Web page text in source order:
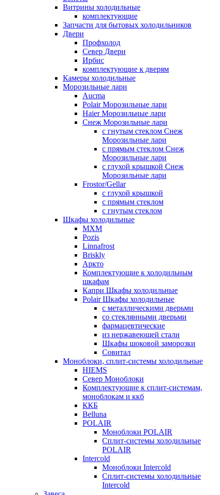
Витрины холодильные
комплектующие
Запчасти для бытовых холодильников
Двери
Профхолод
Север Двери
Ирбис
комплектующие к дверям
Камеры холодильные
Морозильные лари
Aucma
Polair Морозильные лари
Haier Морозильные лари
Снеж Морозильные лари
с гнутым стеклом Снеж
Морозильные лари
с прямым стеклом Снеж
Морозильные лари
с глухой крышкой Снеж
Морозильные лари
Frostor/Gellar
с глухой крышкой
с прямым стеклом
с гнутым стеклом
Шкафы холодильные
МХМ
Pozis
Linnafrost
Briskly
Аркто
Комплектующие к холодильным
шкафам
Капри Шкафы холодильные
Polair Шкафы холодильные
с металлическими дверьми
со стеклянными дверьми
фармацевтические
из нержавеющей стали
Шкафы шоковой заморозки
Совитал
Моноблоки, сплит-системы холодильные
HIEMS
Север Моноблоки
Комплектующие к сплит-системам,
моноблокам и ккб
ККБ
Belluna
POLAIR
Моноблоки POLAIR
Сплит-системы холодильные
POLAIR
Intercold
Моноблоки Intercold
Сплит-системы холодильные
Intercold